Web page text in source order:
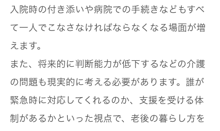
入院時の付き添いや病院での手続きなどもすべ
て一人でこなさなければならなくなる 場面が増
えます。
また、将来的に判断能力が低下するなどの介護
の問題も現実的に考える必要があります。誰が
緊急時に対応してくれるのか、支援を受ける体
制があるかといった視点で、老後の暮らし方を